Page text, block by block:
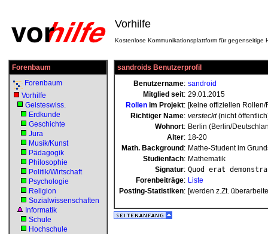
Vorhilfe
Kostenlose Kommunikationsplattform für gegenseitige
Forenbaum
Forenbaum
Vorhilfe
Geisteswiss.
Erdkunde
Geschichte
Jura
Musik/Kunst
Pädagogik
Philosophie
Politik/Wirtschaft
Psychologie
Religion
Sozialwissenschaften
Informatik
Schule
Hochschule
sandroids Benutzerprofil
Benutzername: sandroid
Mitglied seit: 29.01.2015
Rollen im Projekt: [keine offiziellen Rollen/
Richtiger Name: versteckt(nicht
Wohnort: Berlin (Berlin/
Alter: 18-20
Math. Background : Mathe-Student im
Studienfach: Mathematik
Signatur: Quod erat
Forenbeiträge: Liste
Posting-Statistiken: [werden z.Zt.